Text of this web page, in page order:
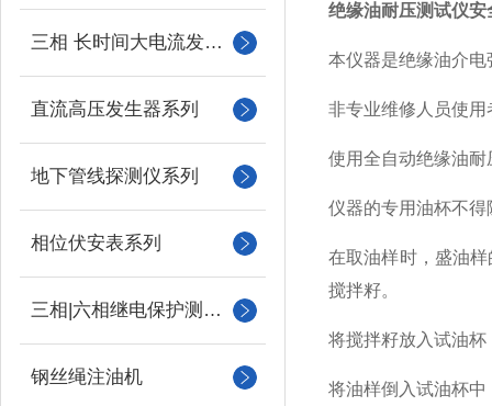
三相 长时间大电流发生器
直流高压发生器系列
地下管线探测仪系列
相位伏安表系列
三相|六相继电保护测试仪
钢丝绳注油机
绝缘油耐压测试仪安
本仪器是绝缘油介
非专业维修人员使
使用全自动绝缘油
仪器的专用油杯不
在取油样时，盛油
搅拌籽。
将搅拌籽放入试油
将油样倒入试油杯